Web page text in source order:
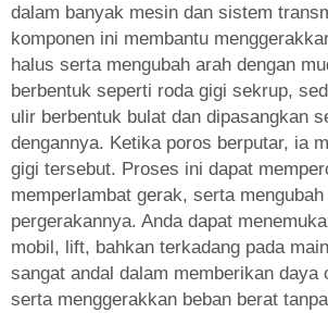
dalam banyak mesin dan sistem
komponen ini membantu
halus serta mengubah arah dengan
berbentuk seperti roda gigi sekrup,
ulir berbentuk bulat dan dipasangkan
dengannya. Ketika poros berputar, ia
gigi tersebut. Proses ini dapat
memperlambat gerak, serta mengubah
pergerakannya. Anda dapat
mobil, lift, bahkan terkadang pada
sangat andal dalam memberikan daya
serta menggerakkan beban berat